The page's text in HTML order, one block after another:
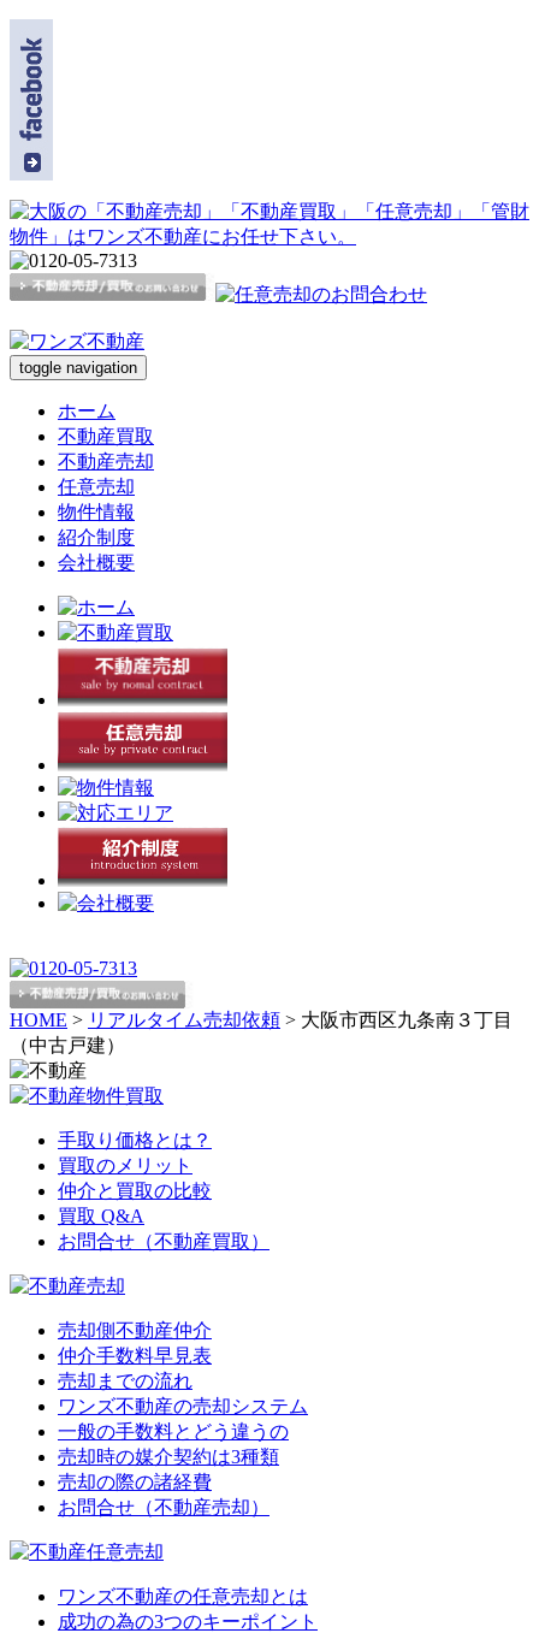
toggle navigation
ホーム
不動産買取
不動産売却
任意売却
物件情報
紹介制度
会社概要
HOME > リアルタイム売却依頼 > 大阪市西区九条南３丁目
（中古戸建）
手取り価格とは？
買取のメリット
仲介と買取の比較
買取 Q&A
お問合せ（不動産買取）
売却側不動産仲介
仲介手数料早見表
売却までの流れ
ワンズ不動産の売却システム
一般の手数料とどう違うの
売却時の媒介契約は3種類
売却の際の諸経費
お問合せ（不動産売却）
ワンズ不動産の任意売却とは
成功の為の3つのキーポイント